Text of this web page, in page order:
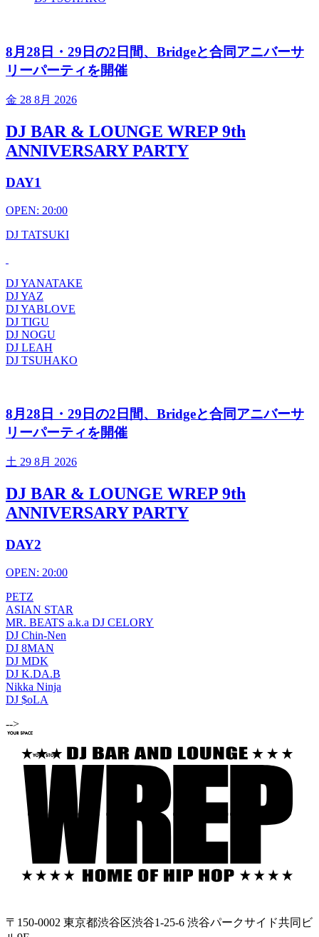
8月28日・29日の2日間、Bridgeと合同アニバーサ
リーパーティを開催
金 28 8月 2026
DJ BAR & LOUNGE WREP 9th
ANNIVERSARY PARTY
DAY1
OPEN: 20:00
DJ TATSUKI
DJ YANATAKE
DJ YAZ
DJ YABLOVE
DJ TIGU
DJ NOGU
DJ LEAH
DJ TSUHAKO
8月28日・29日の2日間、Bridgeと合同アニバーサ
リーパーティを開催
土 29 8月 2026
DJ BAR & LOUNGE WREP 9th
ANNIVERSARY PARTY
DAY2
OPEN: 20:00
PETZ
ASIAN STAR
MR. BEATS a.k.a DJ CELORY
DJ Chin-Nen
DJ 8MAN
DJ MDK
DJ K.DA.B
Nikka Ninja
DJ $oLA
-->
〒150-0002 東京都渋谷区渋谷1-25-6 渋谷パークサイド共同ビ